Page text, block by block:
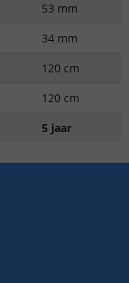
53 mm
34 mm
120 cm
120 cm
5 jaar